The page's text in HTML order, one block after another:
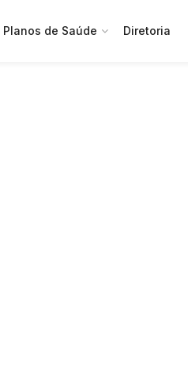
Planos de Saúde Diretoria